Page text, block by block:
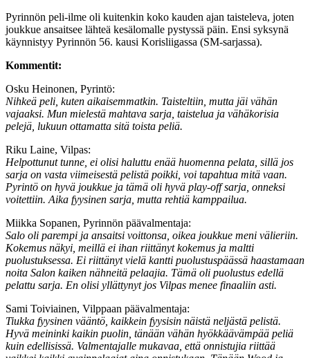
Pyrinnön peli-ilme oli kuitenkin koko kauden ajan taisteleva, joten
joukkue ansaitsee lähteä kesälomalle pystyssä päin. Ensi syksynä
käynnistyy Pyrinnön 56. kausi Korisliigassa (SM-sarjassa).
Kommentit:
Osku Heinonen, Pyrintö:
Nihkeä peli, kuten aikaisemmatkin. Taisteltiin, mutta jäi vähän
vajaaksi. Mun mielestä mahtava sarja, taistelua ja vähäkorisia
pelejä, lukuun ottamatta sitä toista peliä.
Riku Laine, Vilpas:
Helpottunut tunne, ei olisi haluttu enää huomenna pelata, sillä jos
sarja on vasta viimeisestä pelistä poikki, voi tapahtua mitä vaan.
Pyrintö on hyvä joukkue ja tämä oli hyvä play-off sarja, onneksi
voitettiin. Aika fyysinen sarja, mutta rehtiä kamppailua.
Miikka Sopanen, Pyrinnön päävalmentaja:
Salo oli parempi ja ansaitsi voittonsa, oikea joukkue meni välieriin.
Kokemus näkyi, meillä ei ihan riittänyt kokemus ja maltti
puolustuksessa. Ei riittänyt vielä kantti puolustuspäässä haastamaan
noita Salon kaiken nähneitä pelaajia. Tämä oli puolustus edellä
pelattu sarja. En olisi yllättynyt jos Vilpas menee finaaliin asti.
Sami Toiviainen, Vilppaan päävalmentaja:
Tiukka fyysinen vääntö, kaikkein fyysisin näistä neljästä pelistä.
Hyvä meininki kaikin puolin, tänään vähän hyökkäävämpää peliä
kuin edellisissä. Valmentajalle mukavaa, että onnistujia riittää